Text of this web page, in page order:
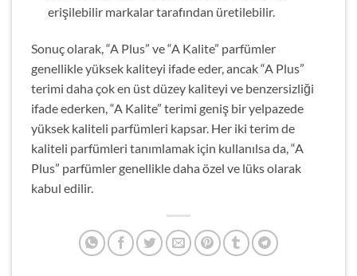
erişilebilir markalar tarafından üretilebilir.
Sonuç olarak, “A Plus” ve “A Kalite” parfümler
genellikle yüksek kaliteyi ifade eder, ancak “A Plus”
terimi daha çok en üst düzey kaliteyi ve benzersizliği
ifade ederken, “A Kalite” terimi geniş bir yelpazede
yüksek kaliteli parfümleri kapsar. Her iki terim de
kaliteli parfümleri tanımlamak için kullanılsa da, “A
Plus” parfümler genellikle daha özel ve lüks olarak
kabul edilir.